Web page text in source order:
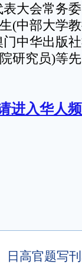
大会常务
(中部大学
中华出版
研究员)等
进入华人
高官题写